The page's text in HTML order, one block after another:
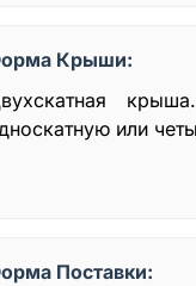
Крыши:
или
Поставки: